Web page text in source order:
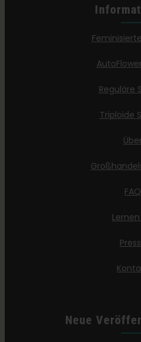
Reguläre
Triploide
Über
FAQ
Neue